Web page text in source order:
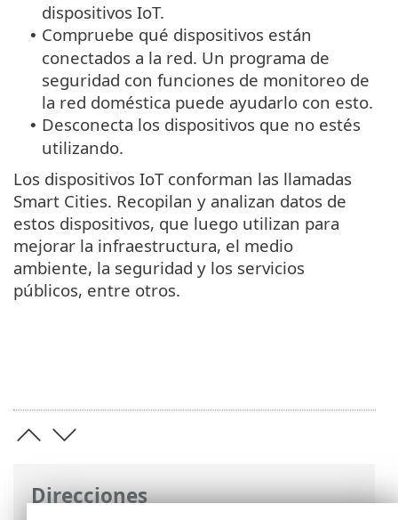
Direcciones
dispositivos IoT.
• Compruebe qué dispositivos están
conectados a la red. Un programa de
seguridad con funciones de monitoreo de
la red doméstica puede ayudarlo con esto.
• Desconecta los dispositivos que no estés
utilizando.
Los dispositivos IoT conforman las llamadas
Smart Cities. Recopilan y analizan datos de
estos dispositivos, que luego utilizan para
mejorar la infraestructura, el medio
ambiente, la seguridad y los servicios
públicos, entre otros.